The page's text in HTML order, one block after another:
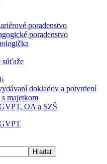
poradenstvo
poradenstvo
súťaže
dokladov a potvrdení
majetkom
OA a SZŠ
Hľadať